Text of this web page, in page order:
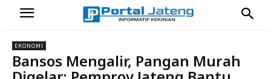
EKONOMI
Bansos Mengalir, Pangan Murah